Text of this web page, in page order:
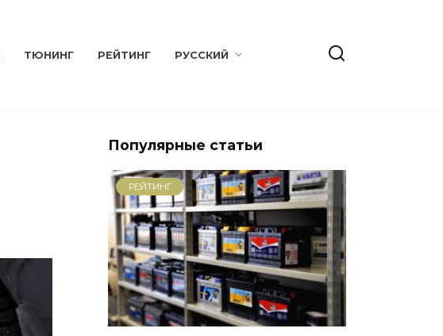
ТЮНИНГ РЕЙТИНГ РУССКИЙ
Популярные статьи
РЕЙТИНГ